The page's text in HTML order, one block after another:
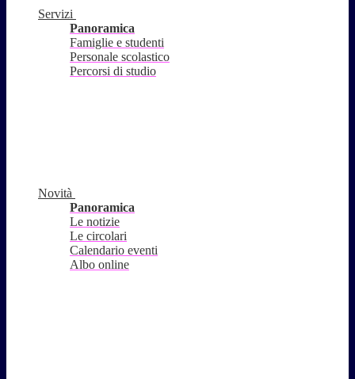
Servizi
Panoramica
Famiglie e studenti
Personale scolastico
Percorsi di studio
Novità
Panoramica
Le notizie
Le circolari
Calendario eventi
Albo online